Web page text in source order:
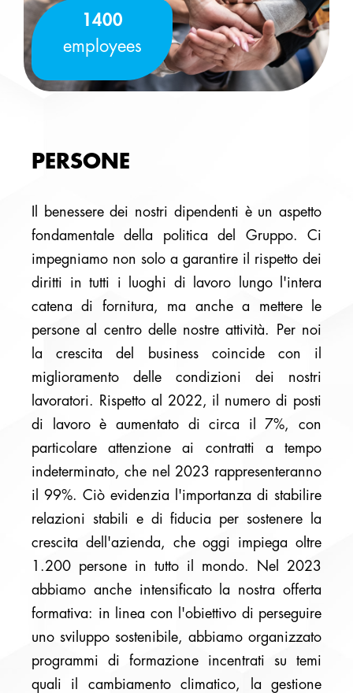
1400
employees
PERSONE
Il benessere dei nostri dipendenti è un aspetto
fondamentale della politica del Gruppo. Ci
impegniamo non solo a garantire il rispetto dei
diritti in tutti i luoghi di lavoro lungo l'intera
catena di fornitura, ma anche a mettere le
persone al centro delle nostre attività. Per noi
la crescita del business coincide con il
miglioramento delle condizioni dei nostri
lavoratori. Rispetto al 2022, il numero di posti
di lavoro è aumentato di circa il 7%, con
particolare attenzione ai contratti a tempo
indeterminato, che nel 2023 rappresenteranno
il 99%. Ciò evidenzia l'importanza di stabilire
relazioni stabili e di fiducia per sostenere la
crescita dell'azienda, che oggi impiega oltre
1.200 persone in tutto il mondo. Nel 2023
abbiamo anche intensificato la nostra offerta
formativa: in linea con l'obiettivo di perseguire
uno sviluppo sostenibile, abbiamo organizzato
programmi di formazione incentrati su temi
quali il cambiamento climatico, la gestione